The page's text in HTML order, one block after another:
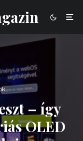
– így
OLED